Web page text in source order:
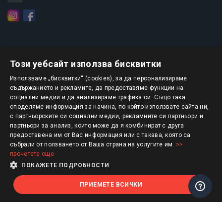
БЮЛЕТИН
АБОНИРАНЕ
Авторско право © 2025 HERMESBOOKS.BG
1 EUR = 1.95583 BGN
Този уебсайт използва бисквитки
Използваме „бисквитки“ (cookies), за да персонализираме
съдържанието и рекламите, да предоставяме функции на
социални медии и да анализираме трафика си. Също така
споделяме информация за начина, по който използвате сайта ни,
с партньорските си социални медии, рекламните си партньори и
партньори за анализ, които може да я комбинират с друга
предоставена им от Вас информация или с такава, която са
събрали от ползването от Ваша страна на услугите им. >>
прочетете още
ПОКАЖЕТЕ ПОДРОБНОСТИ
ПРИЕМЕТЕ ВСИЧКИ